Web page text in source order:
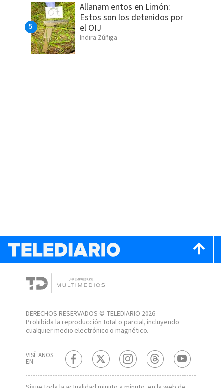
Allanamientos en Limón:
Estos son los detenidos por
el OIJ
Indira Zúñiga
DERECHOS RESERVADOS © TELEDIARIO 2026
Prohibida la reproducción total o parcial, incluyendo
cualquier medio electrónico o magnético.
VISÍTANOS
EN